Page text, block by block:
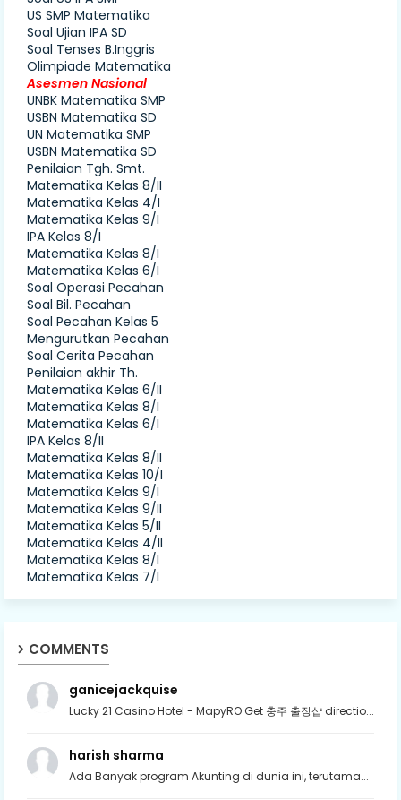
US SMP Matematika
Soal Ujian IPA SD
Soal Tenses B.Inggris
Olimpiade Matematika
Asesmen Nasional
UNBK Matematika SMP
USBN Matematika SD
UN Matematika SMP
USBN Matematika SD
Penilaian Tgh. Smt.
Matematika Kelas 8/II
Matematika Kelas 4/I
Matematika Kelas 9/I
IPA Kelas 8/I
Matematika Kelas 8/I
Matematika Kelas 6/I
Soal Operasi Pecahan
Soal Bil. Pecahan
Soal Pecahan Kelas 5
Mengurutkan Pecahan
Soal Cerita Pecahan
Penilaian akhir Th.
Matematika Kelas 6/II
Matematika Kelas 8/I
Matematika Kelas 6/I
IPA Kelas 8/II
Matematika Kelas 8/II
Matematika Kelas 10/I
Matematika Kelas 9/I
Matematika Kelas 9/II
Matematika Kelas 5/II
Matematika Kelas 4/II
Matematika Kelas 8/I
Matematika Kelas 7/I
COMMENTS
ganicejackquise
Lucky 21 Casino Hotel - MapyRO Get 충주 출장샵 directio...
harish sharma
Ada Banyak program Akunting di dunia ini, terutama...